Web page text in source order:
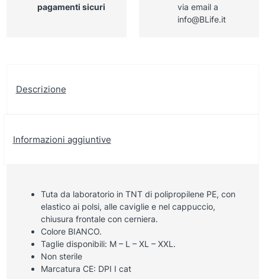
pagamenti sicuri
via email a
info@BLife.it
Descrizione
Informazioni aggiuntive
Tuta da laboratorio in TNT di polipropilene PE, con
elastico ai polsi, alle caviglie e nel cappuccio,
chiusura frontale con cerniera.
Colore BIANCO.
Taglie disponibili: M – L – XL – XXL.
Non sterile
Marcatura CE: DPI I cat